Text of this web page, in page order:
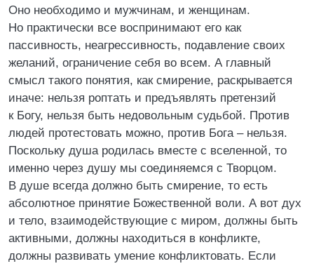
Оно необходимо и мужчинам, и женщинам.
Но практически все воспринимают его как
пассивность, неагрессивность, подавление своих
желаний, ограничение себя во всем. А главный
смысл такого понятия, как смирение, раскрывается
иначе: нельзя роптать и предъявлять претензий
к Богу, нельзя быть недовольным судьбой. Против
людей протестовать можно, против Бога – нельзя.
Поскольку душа родилась вместе с вселенной, то
именно через душу мы соединяемся с Творцом.
В душе всегда должно быть смирение, то есть
абсолютное принятие Божественной воли. А вот дух
и тело, взаимодействующие с миром, должны быть
активными, должны находиться в конфликте,
должны развивать умение конфликтовать. Если